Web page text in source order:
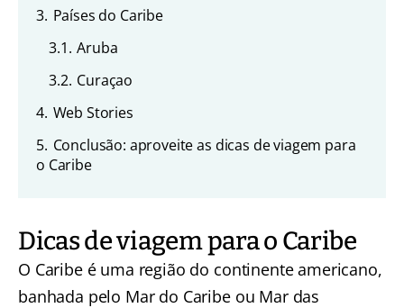
3. Países do Caribe
3.1. Aruba
3.2. Curaçao
4. Web Stories
5. Conclusão: aproveite as dicas de viagem para
o Caribe
Dicas de viagem para o Caribe
O Caribe é uma região do continente americano,
banhada pelo Mar do Caribe ou Mar das